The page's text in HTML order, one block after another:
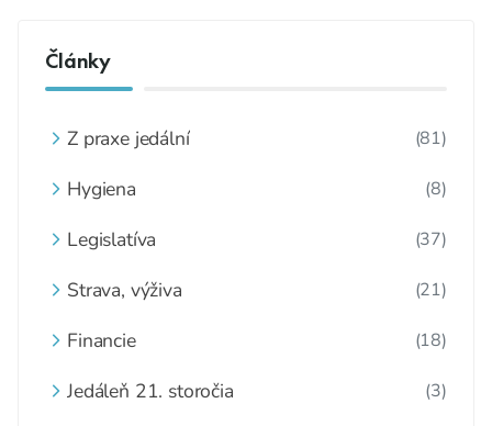
Články
Z praxe jedální (81)
Hygiena (8)
Legislatíva (37)
Strava, výživa (21)
Financie (18)
Jedáleň 21. storočia (3)